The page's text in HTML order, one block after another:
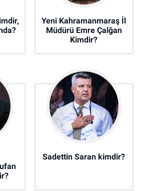
Yeni Kahramanmaraş İl
Müdürü Emre Çalğan
Kimdir?
Sadettin Saran kimdir?